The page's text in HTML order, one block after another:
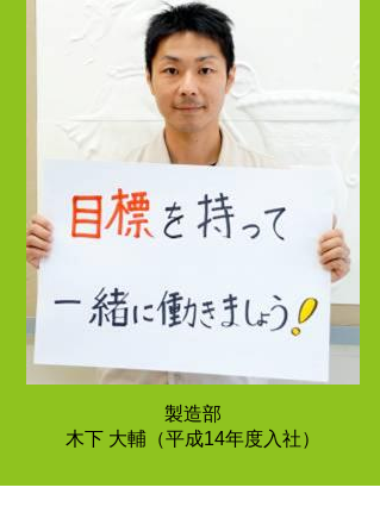
製造部
木下 大輔（平成14年度入社）